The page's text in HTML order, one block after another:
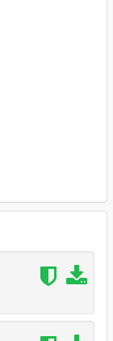
mod.
"ytd" file